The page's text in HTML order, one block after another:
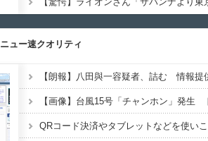
ニュー速クオリティ